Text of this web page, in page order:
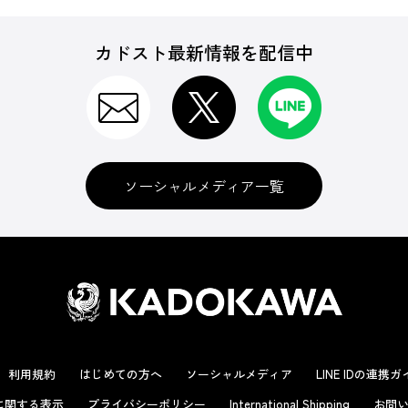
カドスト最新情報を配信中
ソーシャルメディア一覧
利用規約 はじめての方へ ソーシャルメディア LINE IDの連携ガ
関する表示
プライバシーポリシー International Shipping お問